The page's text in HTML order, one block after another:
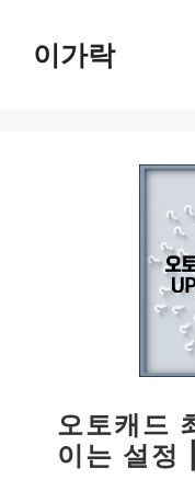
이가락
오토캐드
이는 설정